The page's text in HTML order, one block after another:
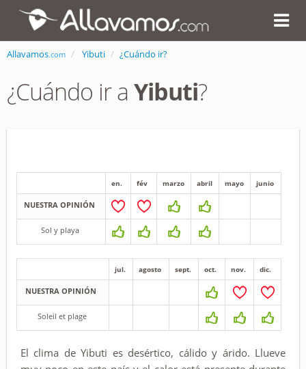
Allavamos.com Yibuti ¿Cuándo ir?
¿Cuándo ir aYibuti?
en. fév marzo abril mayo junio
NUESTRA OPINIÓN
Sol y playa
jul. agosto sept. oct. nov. dic.
NUESTRA OPINIÓN
Soleil et plage
El clima de Yibuti es desértico, cálido y árido. Llueve